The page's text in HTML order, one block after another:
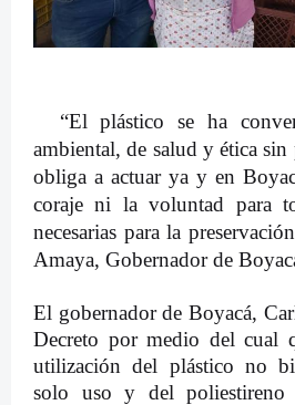
“El plástico se ha
ambiental, de salud y ética sin
obliga a actuar ya y en
coraje ni la voluntad para
necesarias para la
Amaya, Gobernador de
El gobernador de Boyacá,
Decreto por medio del cual
utilización del plástico no
solo uso y del poliestireno